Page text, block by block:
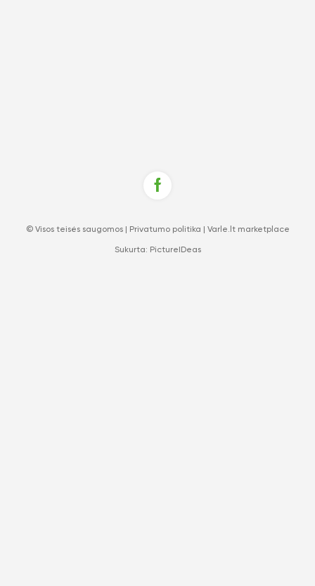
© Visos teisės saugomos | Privatumo politika Varle.lt marketplace
Sukurta: PictureIDeas